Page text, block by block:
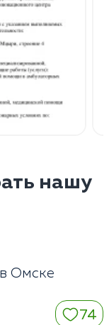
нашу
Омске
74